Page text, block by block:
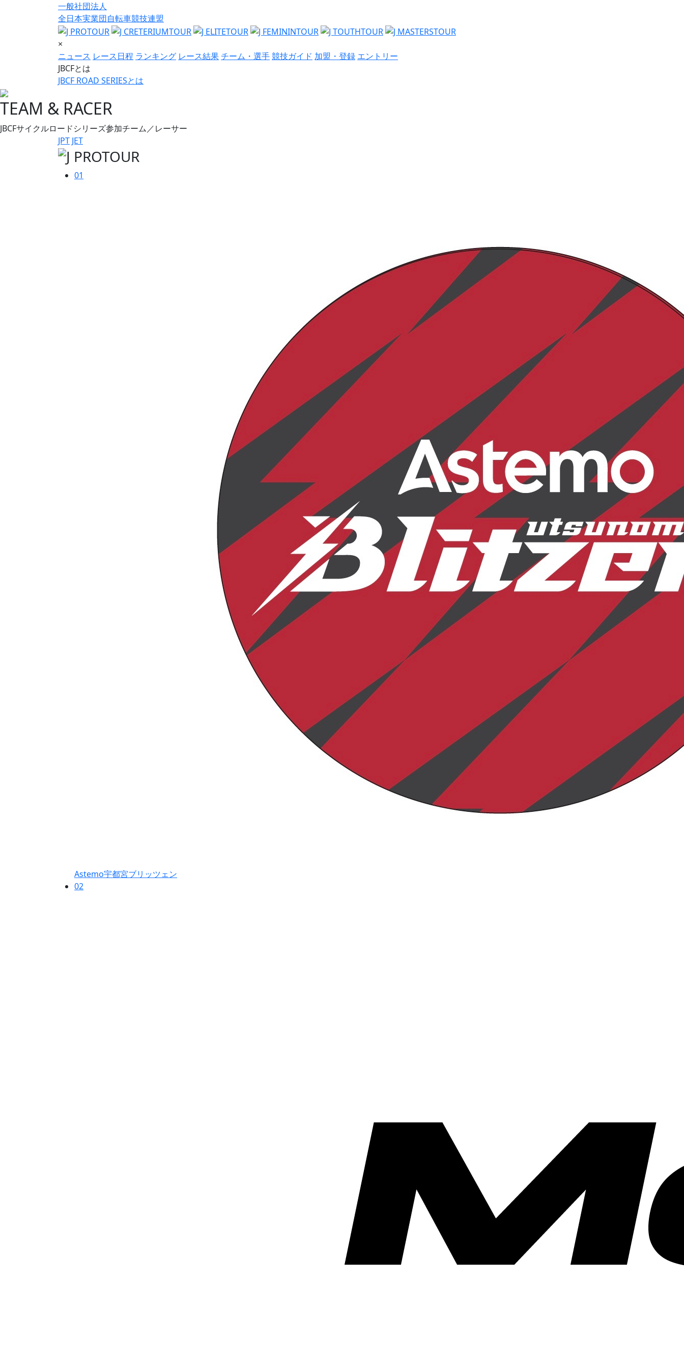
一般社団法人
全日本実業団自転車競技連盟
×
ニュース レース日程 ランキング レース結果チーム・選手競技ガイド 加盟・登録 エントリー
JBCFとは
JBCF ROAD SERIESとは
TEAM & RACER
JBCFサイクルロードシリーズ参加チーム／レーサー
JPT JET
01
Astemo宇都宮ブリッツェン
02